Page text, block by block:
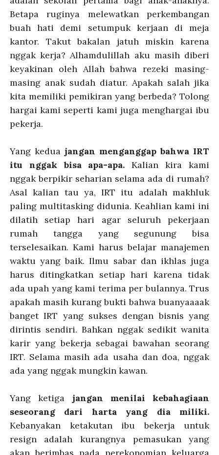
Betapa ruginya melewatkan perkembangan
buah hati demi setumpuk kerjaan di meja
kantor. Takut bakalan jatuh miskin karena
nggak kerja? Alhamdulillah aku masih diberi
keyakinan oleh Allah bahwa rezeki masing-
masing anak sudah diatur. Apakah salah jika
kita memiliki pemikiran yang berbeda? Tolong
hargai kami seperti kami juga menghargai ibu
pekerja.
Yang kedua jangan menganggap bahwa IRT
itu nggak bisa apa-apa.Kalian kira kami
nggak berpikir seharian selama ada di rumah?
Asal kalian tau ya, IRT itu adalah makhluk
paling multitasking didunia. Keahlian kami ini
dilatih setiap hari agar seluruh pekerjaan
rumah tangga yang segunung bisa
terselesaikan. Kami harus belajar manajemen
waktu yang baik. Ilmu sabar dan ikhlas juga
harus ditingkatkan setiap hari karena tidak
ada upah yang kami terima per bulannya. Trus
apakah masih kurang bukti bahwa buanyaaaak
banget IRT yang sukses dengan bisnis yang
dirintis sendiri. Bahkan nggak sedikit wanita
karir yang bekerja sebagai bawahan seorang
IRT. Selama masih ada usaha dan doa, nggak
ada yang nggak mungkin kawan.
Yang ketiga jangan menilai kebahagiaan
seseorang dari harta yang dia miliki.
Kebanyakan ketakutan ibu bekerja untuk
resign adalah kurangnya pemasukan yang